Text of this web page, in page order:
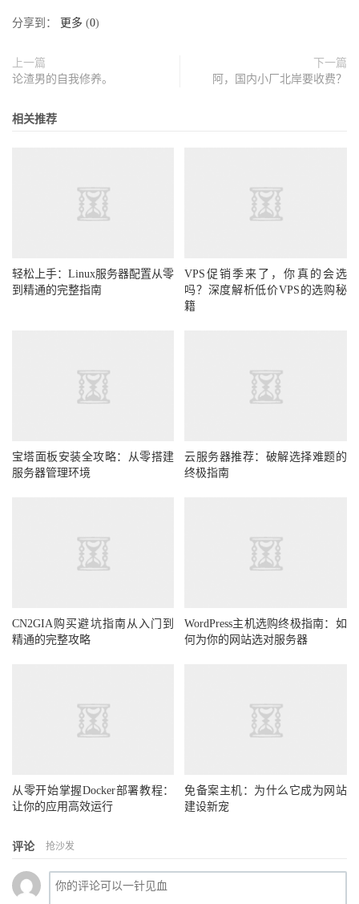
分享到： 更多 (0)
上一篇
论渣男的自我修养。
下一篇
阿，国内小厂北岸要收费？
相关推荐
轻松上手：Linux服务器配置从零
到精通的完整指南
VPS促销季来了，你真的会选
吗？深度解析低价VPS的选购秘
籍
宝塔面板安装全攻略：从零搭建
服务器管理环境
云服务器推荐：破解选择难题的
终极指南
CN2GIA购买避坑指南从入门到
精通的完整攻略
WordPress主机选购终极指南：如
何为你的网站选对服务器
从零开始掌握Docker部署教程：
让你的应用高效运行
免备案主机：为什么它成为网站
建设新宠
评论 抢沙发